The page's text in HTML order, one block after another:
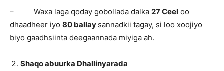
– Waxa laga qoday gobollada dalka 27 Ceel oo
dhaadheer iyo 80 ballay sannadkii tagay, si loo xoojiyo
biyo gaadhsiinta deegaannada miyiga ah.
Shaqo abuurka Dhallinyarada